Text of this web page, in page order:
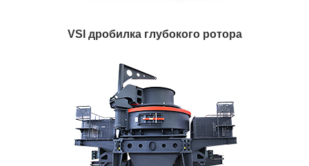
VSI дробилка глубокого ротора